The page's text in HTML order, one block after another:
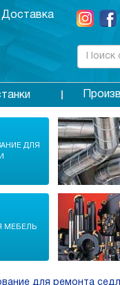
Доставка
ДЛЯ
МЕБЕЛЬ
для ремонта